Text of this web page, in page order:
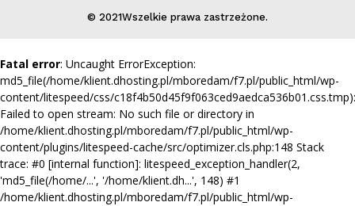
© 2021Wszelkie prawa zastrzeżone.
Fatal error: Uncaught ErrorException:
md5_file(/home/klient.dhosting.pl/mboredam/f7.pl/public_html/wp-
content/litespeed/css/c18f4b50d45f9f063ced9aedca536b01.css.tmp):
Failed to open stream: No such file or directory in
/home/klient.dhosting.pl/mboredam/f7.pl/public_html/wp-
content/plugins/litespeed-cache/src/optimizer.cls.php:148 Stack
trace: #0 [internal function]: litespeed_exception_handler(2,
'md5_file(/home/...', '/home/klient.dh...', 148) #1
/home/klient.dhosting.pl/mboredam/f7.pl/public_html/wp-